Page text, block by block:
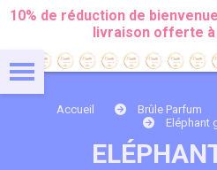
10% de réduction de
livraison offerte à
Accueil Brûle Parfum
Eléphant